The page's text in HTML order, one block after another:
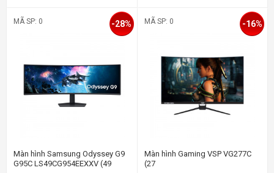
MÃ SP: 0
Màn hình Samsung Odyssey G9
G95C LS49CG954EEXXV (49
-28% MÃ SP: 0
Màn hình Gaming VSP VG277C
(27
-16%